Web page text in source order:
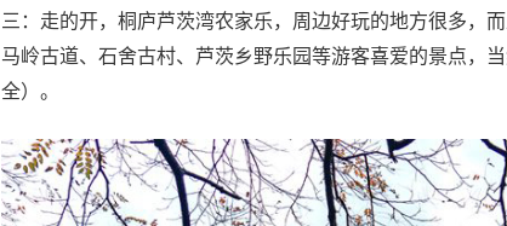
三：走的开，桐庐芦茨湾农家乐，周边好玩的地方很多，
马岭古道、石舍古村、芦茨乡野乐园等游客喜爱的景点，
全）。